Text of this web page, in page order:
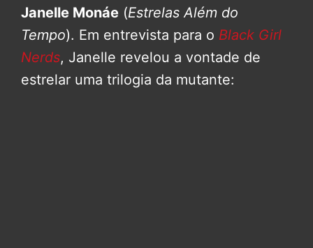
Janelle Monáe (Estrelas Além do
Tempo). Em entrevista para o Black Girl
Nerds, Janelle revelou a vontade de
estrelar uma trilogia da mutante: